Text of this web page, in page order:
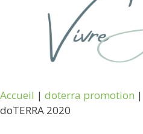
Accueil | doterra promotion |
doTERRA 2020